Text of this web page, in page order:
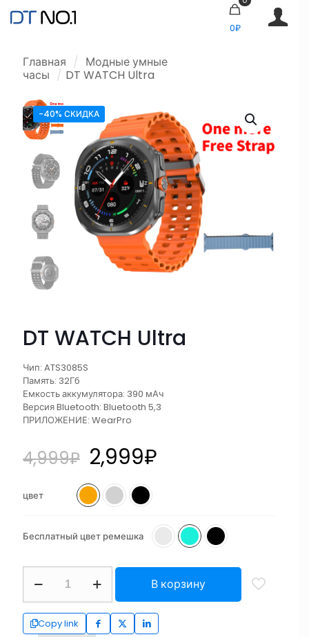
0₽
Главная / Модные умные
часы / DT WATCH Ultra
-40% СКИДКА
DT WATCH Ultra
Чип: ATS3085S
Память: 32Гб
Емкость аккумулятора: 390 мАч
Версия Bluetooth: Bluetooth 5,3
ПРИЛОЖЕНИЕ: WearPro
4,999₽ 2,999₽
цвет
Бесплатный цвет ремешка
В корзину
Copy link